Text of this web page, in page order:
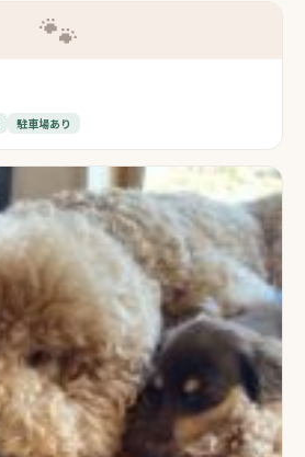
🐾
駐車場あり